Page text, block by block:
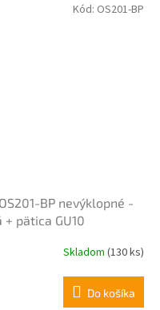
BP nevýklopné -
pätica GU10
Skladom (130 ks)
Do košíka
Kód: OS201-BP